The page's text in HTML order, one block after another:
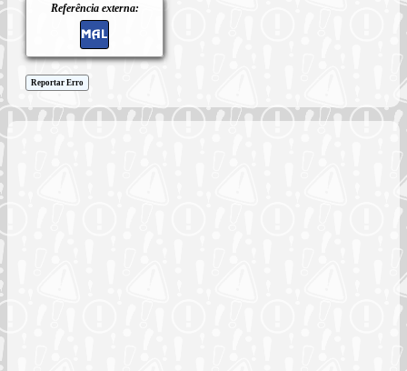
Referência externa:
Reportar Erro